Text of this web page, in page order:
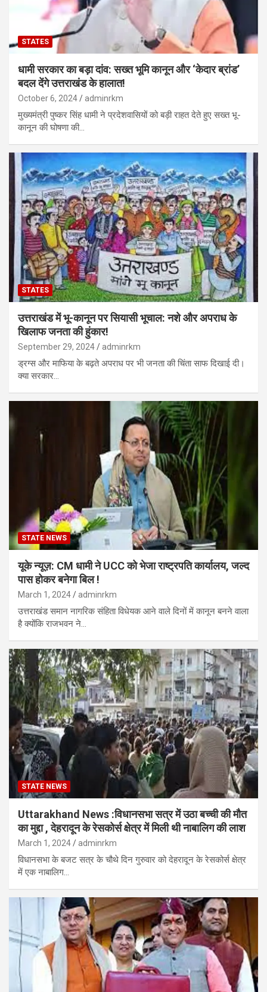
STATES
धामी सरकार का बड़ा दांव: सख्त भूमि कानून और ‘केदार ब्रांड’
बदल देंगे उत्तराखंड के हालात!
October 6, 2024 adminrkm
मुख्यमंत्री पुष्कर सिंह धामी ने प्रदेशवासियों को बड़ी राहत देते हुए सख्त भू-
कानून की घोषणा की…
STATES
उत्तराखंड में भू-कानून पर सियासी भूचाल: नशे और अपराध के
खिलाफ जनता की हुंकार!
September 29, 2024 adminrkm
ड्रग्स और माफिया के बढ़ते अपराध पर भी जनता की चिंता साफ दिखाई दी।
क्या सरकार…
STATE NEWS
यूके न्यूज़: CM धामी ने UCC को भेजा राष्ट्रपति कार्यालय, जल्द
पास होकर बनेगा बिल !
March 1, 2024 adminrkm
उत्तराखंड समान नागरिक संहिता विधेयक आने वाले दिनों में कानून बनने वाला
है क्योंकि राजभवन ने…
STATE NEWS
Uttarakhand News :विधानसभा सत्र में उठा बच्ची की मौत
का मुद्दा , देहरादून के रेसकोर्स क्षेत्र में मिली थी नाबालिग की लाश
March 1, 2024 adminrkm
विधानसभा के बजट सत्र के चौथे दिन गुरुवार को देहरादून के रेसकोर्स क्षेत्र
में एक नाबालिग…